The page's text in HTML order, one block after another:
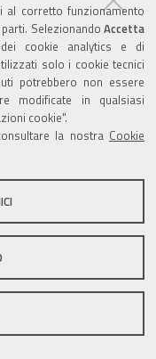
al corretto funzionamento
Selezionando Accetta
cookie analytics e di
solo i cookie tecnici
potrebbero non essere
modificate in qualsiasi
cookie".
la nostra Cookie
sito
Predosa